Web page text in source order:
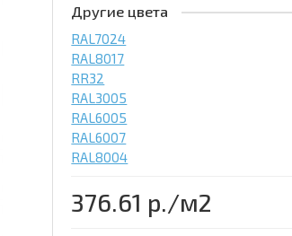
Другие цвета
RAL7024
RAL8017
RR32
RAL3005
RAL6005
RAL6007
RAL8004
376.61 р./м2